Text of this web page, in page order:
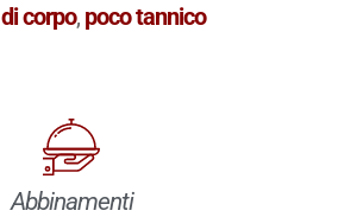
di corpo, poco tannico
Abbinamenti